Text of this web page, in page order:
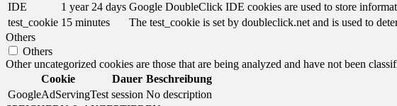
IDE
1 year 24 days Google DoubleClick IDE cookies are used to store
test_cookie 15 minutes
The test_cookie is set by doubleclick.net and is used to
Others
Others
Other uncategorized cookies are those that are being analyzed and have not been
Cookie
Dauer Beschreibung
GoogleAdServingTest session No description